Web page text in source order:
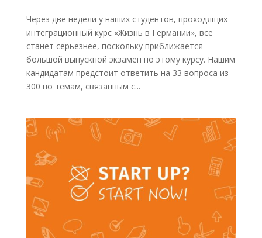
Через две недели у наших студентов, проходящих
интеграционный курс «Жизнь в Германии», все
станет серьезнее, поскольку приближается
большой выпускной экзамен по этому курсу. Нашим
кандидатам предстоит ответить на 33 вопроса из
300 по темам, связанным с...